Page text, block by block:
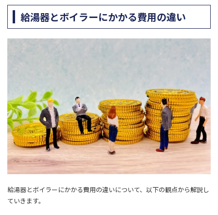
給湯器とボイラーにかかる費用の違い
給湯器とボイラーにかかる費用の違いについて、以下の観点から解説し
ていきます。